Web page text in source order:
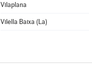
Vilaplana
Vilella Baixa (La)